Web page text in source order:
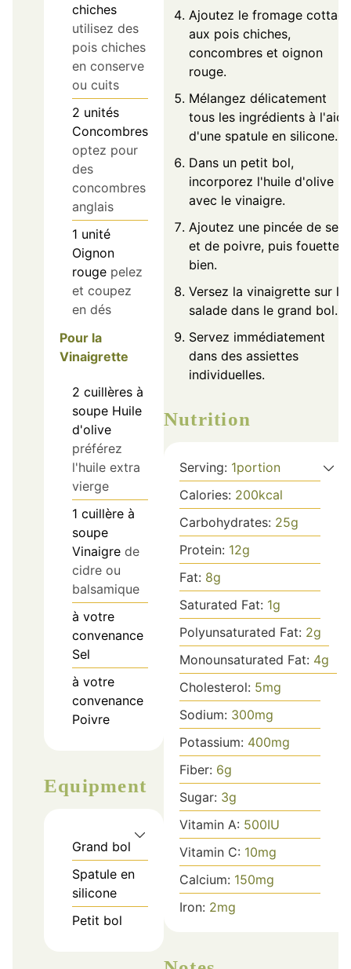
chiches
utilisez des
pois chiches
en conserve
ou cuits
2 unités
Concombres
optez pour
des
concombres
anglais
1 unité
Oignon
rouge pelez
et coupez
en dés
Pour la
Vinaigrette
2 cuillères à
soupe Huile
d'olive
préférez
l'huile extra
vierge
1 cuillère à
soupe
Vinaigre de
cidre ou
balsamique
à votre
convenance
Sel
à votre
convenance
Poivre
Equipment
Grand bol
Spatule en
silicone
Petit bol
Ajoutez le fromage
aux pois chiches,
concombres et oignon
rouge.
Mélangez délicatement
tous les ingrédients à l'aide
d'une spatule en silicone.
Dans un petit bol,
incorporez l'huile d'olive
avec le vinaigre.
Ajoutez une pincée de sel
et de poivre, puis fouettez
bien.
Versez la vinaigrette sur la
salade dans le grand bol.
Servez immédiatement
dans des assiettes
individuelles.
Nutrition
Serving: 1portion
Calories: 200kcal
Carbohydrates: 25g
Protein: 12g
Fat: 8g
Saturated Fat: 1g
Polyunsaturated Fat: 2g
Monounsaturated Fat: 4g
Cholesterol: 5mg
Sodium: 300mg
Potassium: 400mg
Fiber: 6g
Sugar: 3g
Vitamin A: 500IU
Vitamin C: 10mg
Calcium: 150mg
Iron: 2mg